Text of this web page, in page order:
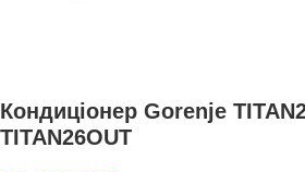
Кондиціонер Gorenje
TITAN26OUT